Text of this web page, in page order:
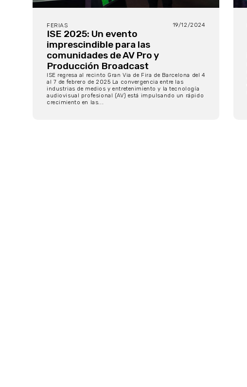
FERIAS 19/12/2024
ISE 2025: Un evento
imprescindible para las
comunidades de AV Pro y
Producción Broadcast
ISE regresa al recinto Gran Via de Fira de Barcelona del 4
al 7 de febrero de 2025 La convergencia entre las
industrias de medios y entretenimiento y la tecnología
audiovisual profesional (AV) está impulsando un rápido
crecimiento en las...